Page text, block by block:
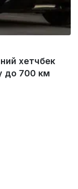
хетчбек
до 700 км